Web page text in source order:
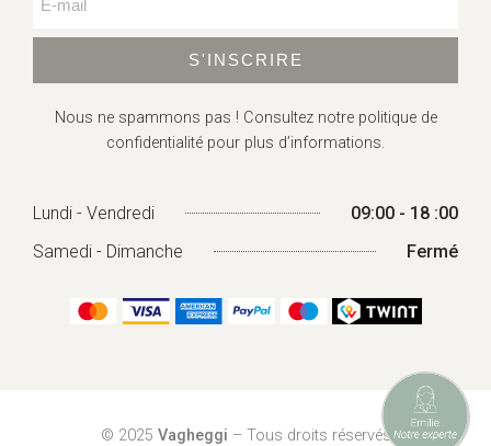
S'INSCRIRE
Nous ne spammons pas ! Consultez notre politique de
confidentialité pour plus d’informations.
Lundi - Vendredi
09:00 - 18 :00
Samedi - Dimanche
Fermé
© 2025 Vagheggi – Tous droits réservés